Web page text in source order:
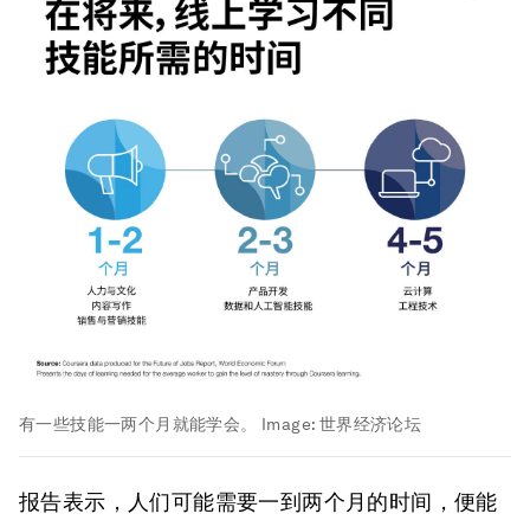
有一些技能一两个月就能学会。 Image: 世界经济论坛
报告表示，人们可能需要一到两个月的时间，便能